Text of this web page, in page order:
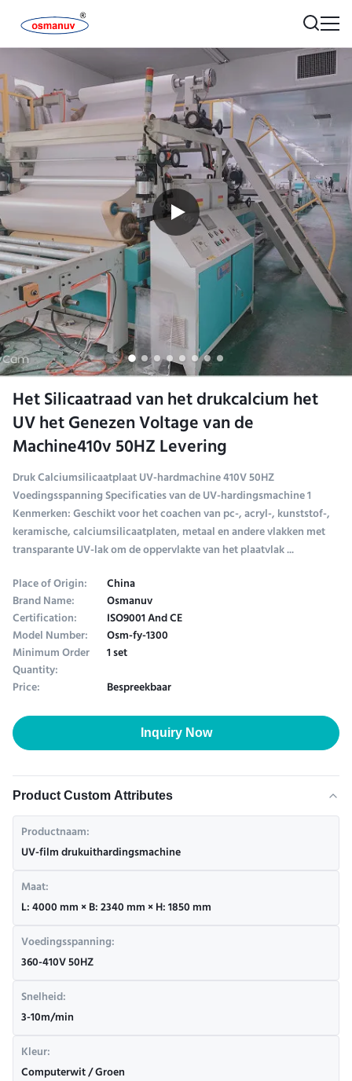
Het Silicaatraad van het drukcalcium het
UV het Genezen Voltage van de
Machine410v 50HZ Levering
Druk Calciumsilicaatplaat UV-hardmachine 410V 50HZ
Voedingsspanning Specificaties van de UV-hardingsmachine 1
Kenmerken: Geschikt voor het coachen van pc-, acryl-, kunststof-,
keramische, calciumsilicaatplaten, metaal en andere vlakken met
transparante UV-lak om de oppervlakte van het plaatvlak ...
Place of Origin:
China
Brand Name: Osmanuv
Certification: ISO9001 And CE
Model Number: Osm-fy-1300
Minimum Order
Quantity:
1 set
Price:
Bespreekbaar
Inquiry Now
Product Custom Attributes
Productnaam:
UV-film drukuithardingsmachine
Maat:
L: 4000 mm × B: 2340 mm × H: 1850 mm
Voedingsspanning:
360-410V 50HZ
Snelheid:
3-10m/min
Kleur:
Computerwit / Groen